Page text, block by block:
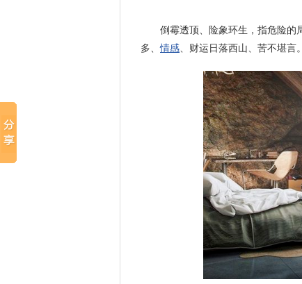
倒霉透顶、险象环生，指危险的
多、情感 、财运日落西山、苦不堪言。